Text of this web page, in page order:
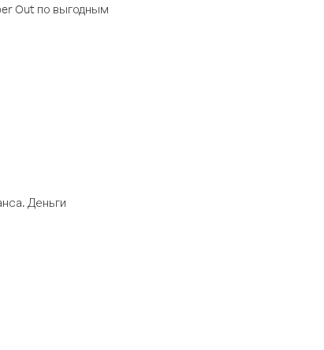
Out по выгодным
Деньги